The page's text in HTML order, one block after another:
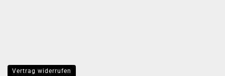
Vertrag widerrufen